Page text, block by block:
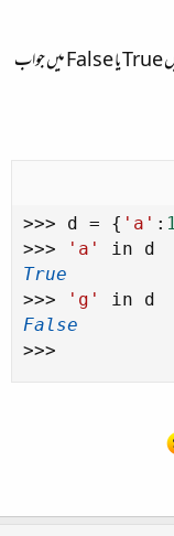
تلاش کے لئے ہم in آپریٹر استعمال کرتے ہیں، اس سے ہمیں True یا False میں جواب
>>> d = { 'a' :
>>> 'a'
True
>>> 'g'
False
>>>